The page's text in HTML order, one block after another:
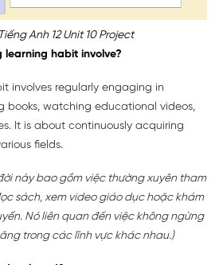
Anh 12 Unit 10 Project
learning habit involve?
involves regularly engaging in
books, watching educational videos,
It is about continuously acquiring
fields.
này bao gồm việc thường xuyên tham
sách, xem video giáo dục hoặc khám
Nó liên quan đến việc không ngừng
trong các lĩnh vực khác nhau.)